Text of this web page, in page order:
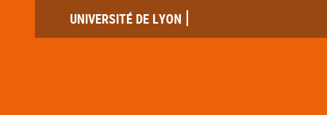
UNIVERSITÉ DE LYON